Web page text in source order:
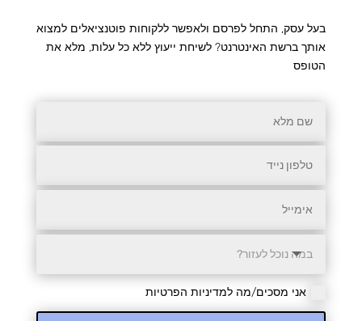
בעל עסק, התחל לפרסם ולאפשר ללקוחות פוטנציאלים למצוא
אותך ברשת האינטרנט? לשיחת ייעוץ ללא כל עלות, מלא את
הטופס
אני מסכים/מה למדיניות הפרטיות